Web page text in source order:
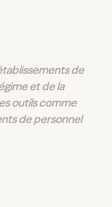
de
et de la
outils comme
de personnel